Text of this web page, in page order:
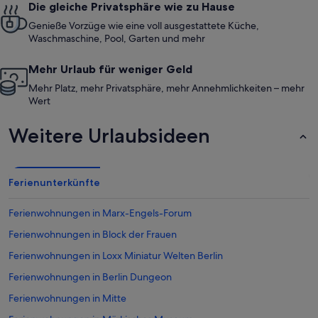
Die gleiche Privatsphäre wie zu Hause
Genieße Vorzüge wie eine voll ausgestattete Küche,
Waschmaschine, Pool, Garten und mehr
Mehr Urlaub für weniger Geld
Mehr Platz, mehr Privatsphäre, mehr Annehmlichkeiten – mehr
Wert
Weitere Urlaubsideen
Ferienunterkünfte
Ferienwohnungen in Marx-Engels-Forum
Ferienwohnungen in Block der Frauen
Ferienwohnungen in Loxx Miniatur Welten Berlin
Ferienwohnungen in Berlin Dungeon
Ferienwohnungen in Mitte